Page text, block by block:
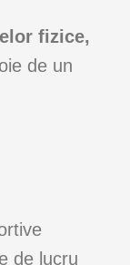
fizice,
de un
de lucru